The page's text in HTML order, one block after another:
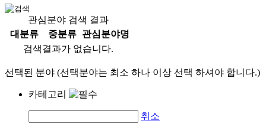
관심분야 검색 결과
대분류
중분류
관심분야명
검색결과가 없습니다.
선택된 분야 (선택분야는 최소 하나 이상 선택 하셔야 합니다.)
카테고리
취소